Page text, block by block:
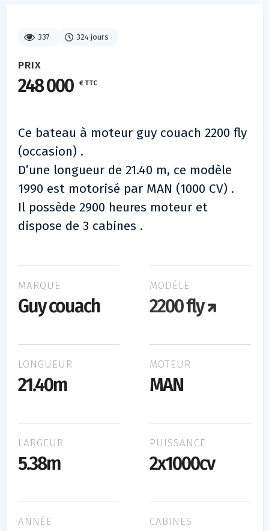
337 324 jours
PRIX
248 000 € TTC
Ce bateau à moteur guy couach 2200 fly
(occasion) .
D’une longueur de 21.40 m, ce modèle
1990 est motorisé par MAN (1000 CV) .
Il possède 2900 heures moteur et
dispose de 3 cabines .
MARQUE
Guy couach
MODÈLE
2200 fly
LONGUEUR
21.40m
MOTEUR
MAN
LARGEUR
5.38m
PUISSANCE
2x1000cv
ANNÉE CABINES